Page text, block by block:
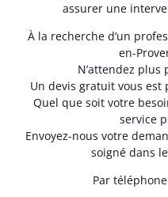
assurer une
À la recherche d’un
en-
N’attendez plus
Un devis gratuit vous est
Quel que soit votre
service
Envoyez-nous votre
soigné dans
Par